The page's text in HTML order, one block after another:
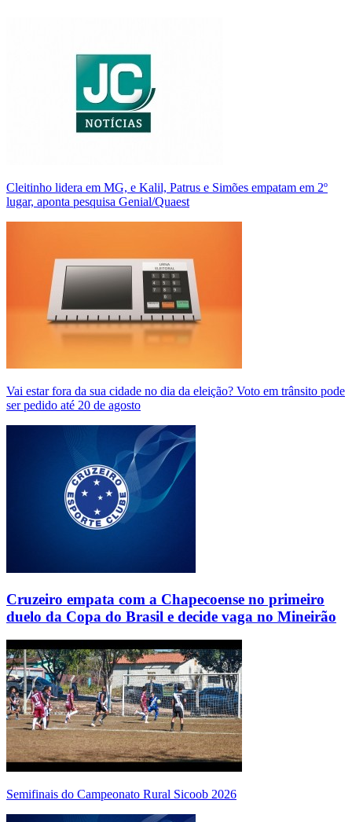
Cleitinho lidera em MG, e Kalil, Patrus e Simões empatam em 2º
lugar, aponta pesquisa Genial/Quaest
Vai estar fora da sua cidade no dia da eleição? Voto em trânsito pode
ser pedido até 20 de agosto
Cruzeiro empata com a Chapecoense no primeiro
duelo da Copa do Brasil e decide vaga no Mineirão
Semifinais do Campeonato Rural Sicoob 2026